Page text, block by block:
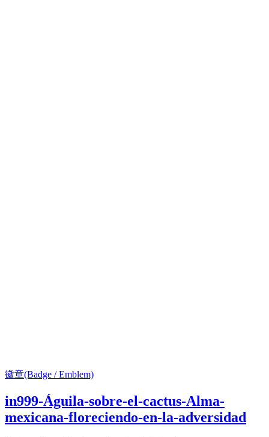
徽章(Badge / Emblem)
in999-Águila-sobre-el-cactus-Alma-
mexicana-floreciendo-en-la-adversidad